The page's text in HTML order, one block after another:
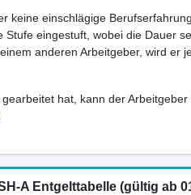
keine einschlägige
eingestuft, wobei die Dauer
anderen Arbeitgeber, wird er
hat, kann der
A Entgelttabelle (gültig ab